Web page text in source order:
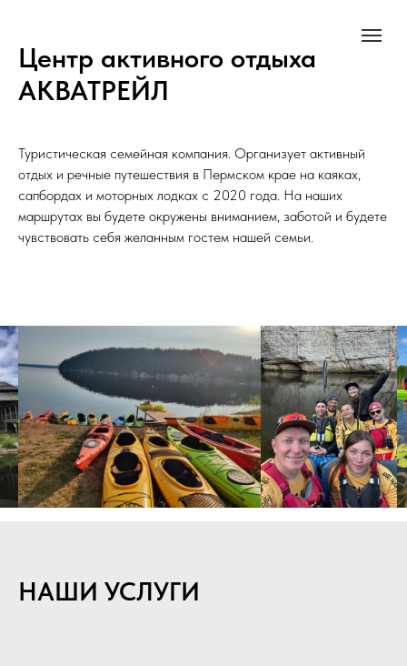
Центр активного отдыха
АКВАТРЕЙЛ
Туристическая семейная компания. Организует активный
отдых и речные путешествия в Пермском крае на каяках,
сапбордах и моторных лодках с 2020 года. На наших
маршрутах вы будете окружены вниманием, заботой и будете
чувствовать себя желанным гостем нашей семьи.
НАШИ УСЛУГИ